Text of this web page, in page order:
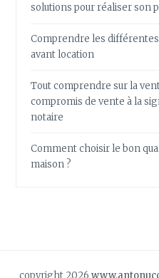
solutions pour réaliser son
Comprendre les
avant location
Tout comprendre sur la
compromis de vente à la
notaire
Comment choisir le bon
maison ?
copyright 2026